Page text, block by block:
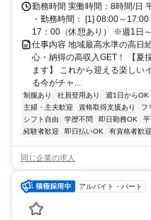
勤務時間 実働時間：8時間/日
・勤務時間： [1] 08:00～
17：00（休憩あり） ※週1日
仕事内容 地域最高水準の高日
心・納得の高収入GET！ 【夏
ます】 これから迎える楽しい
る今がチャ...
制服あり 社員登用あり 週1日からOK
主婦・主夫歓迎
資格取得支援あり フ
シフト自由
学歴不問 即日勤務OK
経験者歓迎
即日払いOK 有資格者歓迎
同じ企業の求人
アルバイト・パート